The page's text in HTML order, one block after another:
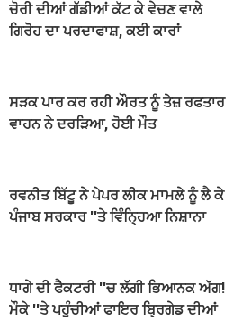
ਚੋਰੀ ਦੀਆਂ ਗੱਡੀਆਂ ਕੱਟ ਕੇ ਵੇਚਣ ਵਾਲੇ
ਗਿਰੋਹ ਦਾ ਪਰਦਾਫਾਸ਼, ਕਈ ਕਾਰਾਂ
ਸੜਕ ਪਾਰ ਕਰ ਰਹੀ ਔਰਤ ਨੂੰ ਤੇਜ਼ ਰਫਤਾਰ
ਵਾਹਨ ਨੇ ਦਰੜਿਆ, ਹੋਈ ਮੌਤ
ਰਵਨੀਤ ਬਿੱਟੂ ਨੇ ਪੇਪਰ ਲੀਕ ਮਾਮਲੇ ਨੂੰ ਲੈ ਕੇ
ਪੰਜਾਬ ਸਰਕਾਰ ''ਤੇ ਵਿੰਨ੍ਹਿਆ ਨਿਸ਼ਾਨਾ
ਧਾਗੇ ਦੀ ਫੈਕਟਰੀ ''ਚ ਲੱਗੀ ਭਿਆਨਕ ਅੱਗ!
ਮੌਕੇ ''ਤੇ ਪਹੁੰਚੀਆਂ ਫਾਇਰ ਬ੍ਰਿਗੇਡ ਦੀਆਂ